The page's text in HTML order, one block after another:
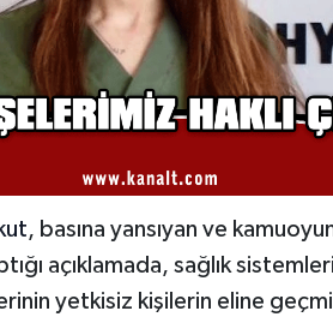
, basına yansıyan ve
açıklamada, sağlık
yetkisiz kişilerin eline